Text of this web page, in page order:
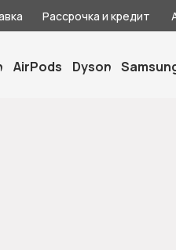
Рассрочка и кредит
AirPods Dyson